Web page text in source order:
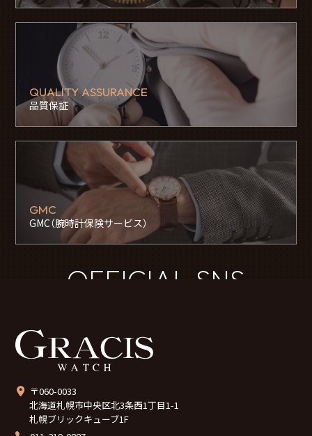
QUALITY ASSURANCE
品質保証
GMC
GMC（腕時計保険サービス）
OFFICIAL SNS
〒060-0033
北海道札幌市中央区北3条西1丁目1-1
札幌ブリックキューブ1F